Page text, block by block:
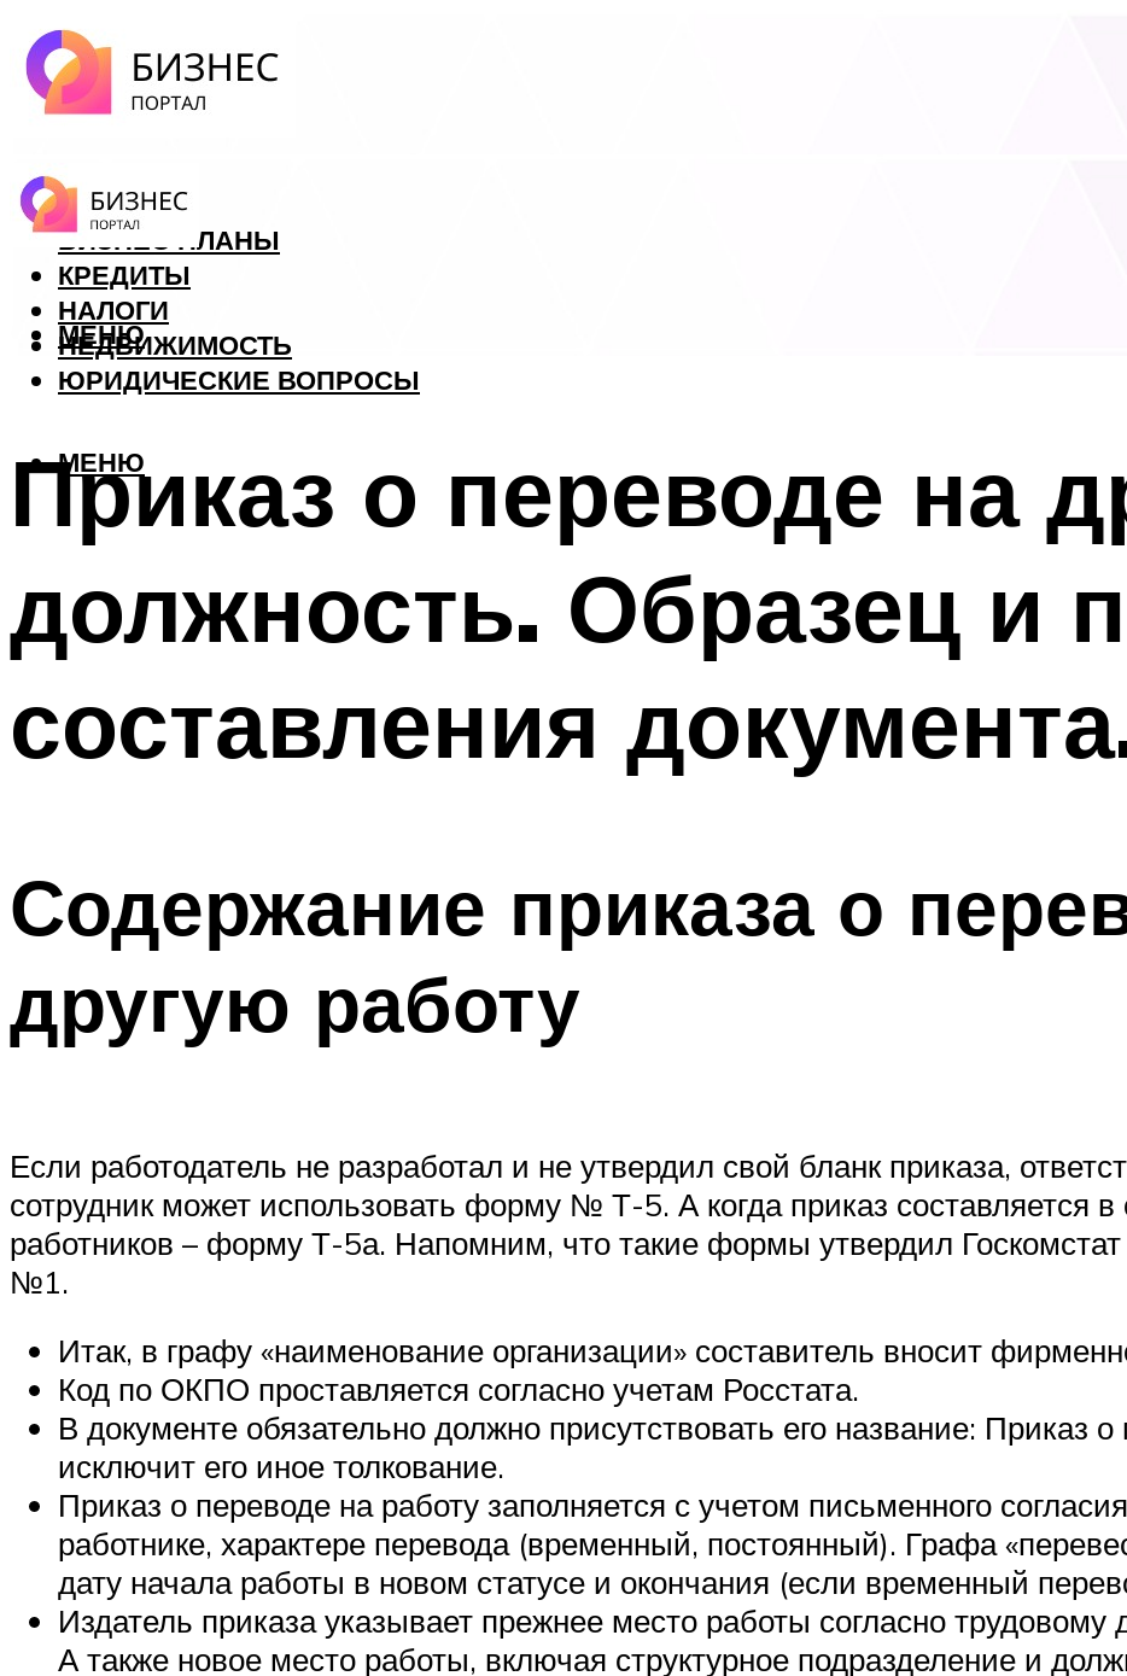
ФОРЕКС
БИЗНЕС ПЛАНЫ
КРЕДИТЫ
НАЛОГИ
НЕДВИЖИМОСТЬ
ЮРИДИЧЕСКИЕ ВОПРОСЫ
МЕНЮ
МЕНЮ
Приказ о переводе на
должность. Образец и
составления
Содержание приказа о
другую работу
Если работодатель не разработал и не утвердил свой бланк приказа,
сотрудник может использовать форму № Т-5. А когда приказ составляется
работников – форму Т-5а. Напомним, что такие формы утвердил
№1.
Итак, в графу «наименование организации» составитель вносит
Код по ОКПО проставляется согласно учетам Росстата.
В документе обязательно должно присутствовать его название: Приказ
исключит его иное толкование.
Приказ о переводе на работу заполняется с учетом письменного
работнике, характере перевода (временный, постоянный). Графа
дату начала работы в новом статусе и окончания (если временный
Издатель приказа указывает прежнее место работы согласно
А также новое место работы, включая структурное подразделение и